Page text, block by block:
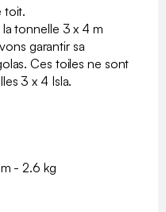
toit.
tonnelle 3 x 4 m
garantir sa
Ces toiles ne sont
3 x 4 Isla.
- 2.6 kg